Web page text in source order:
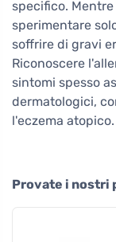
specifico.
sperimentare
soffrire di gravi
Riconoscere
sintomi spesso
dermatologici,
l'eczema atopico.
Provate i nostri